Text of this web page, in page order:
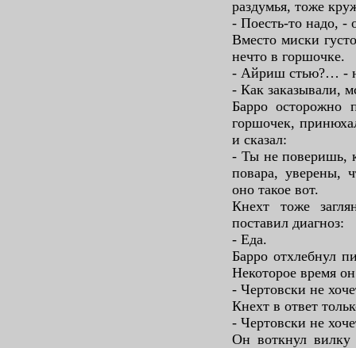
раздумья, тоже
- Поесть-то надо, -
Вместо миски
нечто в горшочке.
- Айриш стью?… -
- Как заказывали,
Барро осторожно
горшочек,
и сказал:
- Ты не поверишь,
повара, уверены,
оно такое вот.
Кнехт тоже
поставил диагноз:
- Еда.
Барро отхлебнул
Некоторое время
- Чертовски не
Кнехт в ответ
- Чертовски не
Он воткнул